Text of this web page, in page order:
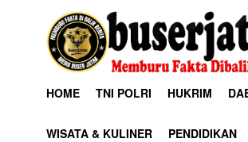
HOME TNI POLRI HUKRIM
WISATA & KULINER PENDIDIKAN